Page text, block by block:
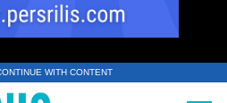
WITH CONTENT